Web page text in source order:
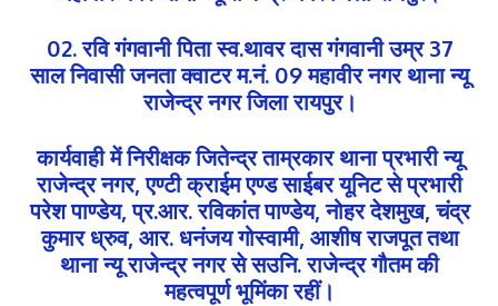
02. रवि गंगवानी पिता स्व.थावर दास गंगवानी उम्र 37
साल निवासी जनता क्वाटर म.नं. 09 महावीर नगर थाना न्यू
राजेन्द्र नगर जिला रायपुर।
कार्यवाही में निरीक्षक जितेन्द्र ताम्रकार थाना प्रभारी न्यू
राजेन्द्र नगर, एण्टी क्राईम एण्ड साईबर यूनिट से प्रभारी
परेश पाण्डेय, प्र.आर. रविकांत पाण्डेय, नोहर देशमुख, चंद्र
कुमार ध्रुव, आर. धनंजय गोस्वामी, आशीष राजपूत तथा
थाना न्यू राजेन्द्र नगर से सउनि. राजेन्द्र गौतम की
महत्वपूर्ण भूमिंका रहीं।